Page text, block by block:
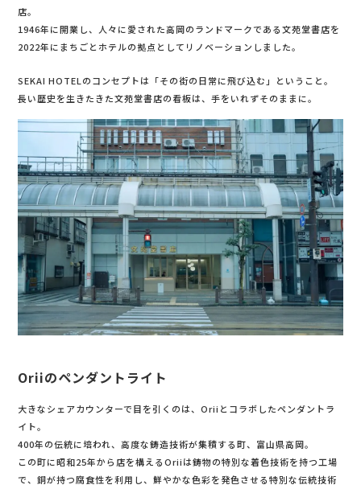
店。
1946年に開業し、人々に愛された高岡のランドマークである文苑堂書店を
2022年にまちごとホテルの拠点としてリノベーションしました。
SEKAI HOTELのコンセプトは「その街の日常に飛び込む」ということ。
長い歴史を生きたきた文苑堂書店の看板は、手をいれずそのままに。
Oriiのペンダントライト
大きなシェアカウンターで目を引くのは、Oriiとコラボしたペンダントラ
イト。
400年の伝統に培われ、高度な鋳造技術が集積する町、富山県高岡。
この町に昭和25年から店を構えるOriiは鋳物の特別な着色技術を持つ工場
で、銅が持つ腐食性を利用し、鮮やかな色彩を発色させる特別な伝統技術